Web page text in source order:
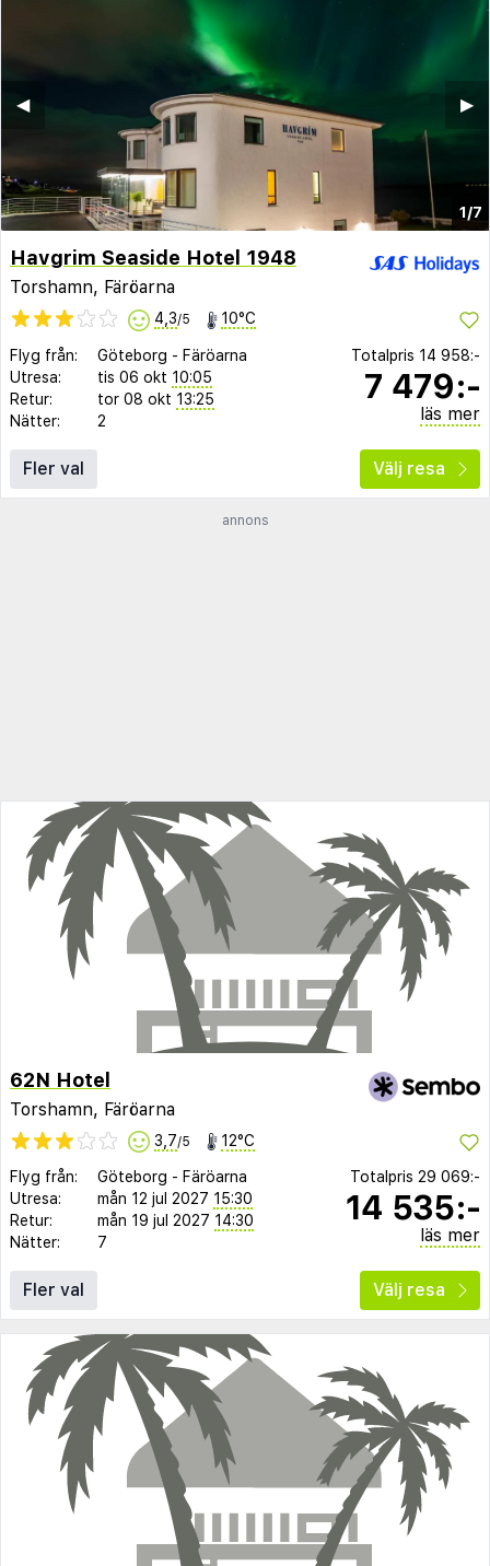
1/7
▶︎
◀︎
Havgrim Seaside Hotel 1948
Torshamn, Färöarna
4,3/5 10°C
Flyg från: Göteborg - Färöarna
Utresa:
tis 06 okt 10:05
Retur:
tor 08 okt 13:25
Nätter:
2
Totalpris 14 958:-
7 479:-
läs mer
Fler val Välj resa
annons
62N Hotel
Torshamn, Färöarna
3,7/5 12°C
Flyg från: Göteborg - Färöarna
Utresa:
mån 12 jul 2027 15:30
Retur:
mån 19 jul 2027 14:30
Nätter:
7
Totalpris 29 069:-
14 535:-
läs mer
Fler val Välj resa